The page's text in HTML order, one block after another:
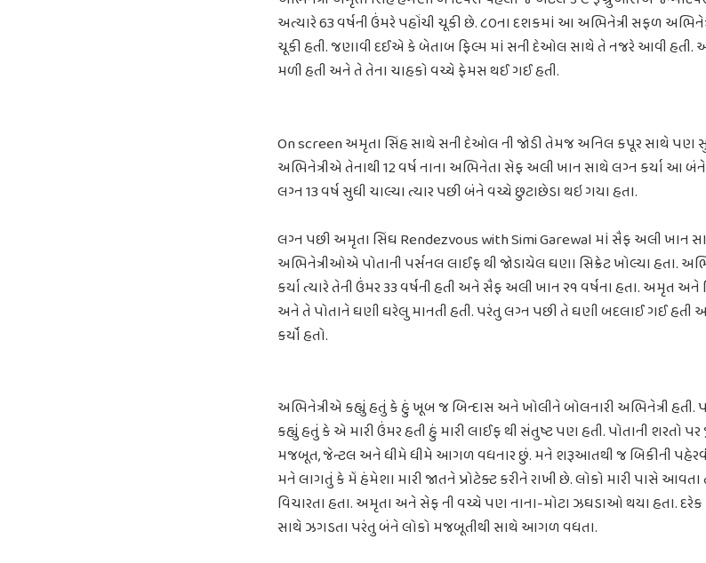
અત્યારે 63 વર્ષની ઉંમરે પહોંચી ચૂકી છે. ૮૦ના દશકમાં આ અભિનેત્રી સફળ
ચૂકી હતી. જણાવી દઈએ કે બેતાબ ફિલ્મ માં સની દેઓલ સાથે તે નજરે આવી હતી.
મળી હતી અને તે તેના ચાહકો વચ્ચે ફેમસ થઈ ગઈ હતી.
On screen અમૃતા સિંહ સાથે સની દેઓલ ની જોડી તેમજ અનિલ કપૂર સાથે પણ
અભિનેત્રીએ તેનાથી 12 વર્ષ નાના અભિનેતા સેફ અલી ખાન સાથે લગ્ન કર્યા આ
લગ્ન 13 વર્ષ સુધી ચાલ્યા ત્યાર પછી બંને વચ્ચે છુટાછેડા થઇ ગયા હતા.
લગ્ન પછી અમૃતા સિંઘ Rendezvous with Simi Garewal માં સૈફ અલી ખાન
અભિનેત્રીઓએ પોતાની પર્સનલ લાઈફ થી જોડાયેલ ઘણા સિક્રેટ ખોલ્યા હતા.
કર્યા ત્યારે તેની ઉંમર ૩૩ વર્ષની હતી અને સૈફ અલી ખાન ૨૧ વર્ષના હતા. અમૃત
અને તે પોતાને ઘણી ઘરેલુ માનતી હતી. પરંતુ લગ્ન પછી તે ઘણી બદલાઈ ગઈ હતી
કર્યો હતો.
અભિનેત્રીએ કહ્યું હતું કે હું ખૂબ જ બિન્દાસ અને ખોલીને બોલનારી અભિનેત્રી
કહ્યું હતું કે એ મારી ઉંમર હતી હું મારી લાઈફ થી સંતુષ્ટ પણ હતી. પોતાની શરતો
મજબૂત, જેન્ટલ અને ધીમે ધીમે આગળ વધનાર છું. મને શરૂઆતથી જ બિકીની પહેરવી
મને લાગતું કે મેં હંમેશા મારી જાતને પ્રોટેક્ટ કરીને રાખી છે. લોકો મારી પાસે
વિચારતા હતા. અમૃતા અને સેફ ની વચ્ચે પણ નાના-મોટા ઝઘડાઓ થયા હતા.
સાથે ઝગડતા પરંતુ બંને લોકો મજબૂતીથી સાથે આગળ વધતા.